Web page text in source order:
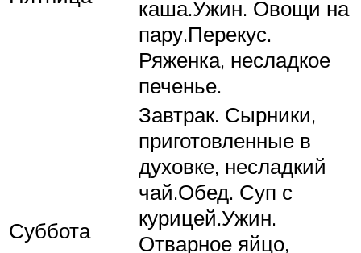
каша.Ужин. Овощи на
пару.Перекус.
Ряженка, несладкое
печенье.
Суббота
Завтрак. Сырники,
приготовленные в
духовке, несладкий
чай.Обед. Суп с
курицей.Ужин.
Отварное яйцо,